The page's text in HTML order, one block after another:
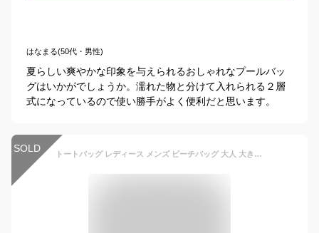
はなまる(50代・男性)
夏らしい爽やかな印象を与えられるおしゃれなプールバッ
グはいかがでしょうか。濡れた物と分けて入れられる２層
式になっているので使い勝手がよく便利だと思います。
SOLD トートバッグ レディース メンズ ビーチバッグ 大人 大きめ プールバッグ メッシュバッグ 大容量 メッシュ 縦型 トート 肩掛け ショルダー 保冷バッグ 保温 外ポケット おしゃれ 可愛い シンプル 軽い 海水浴 プール 水泳 ダイビング アウトドア 黒